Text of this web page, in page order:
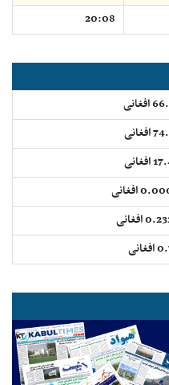
20:08
افغانی
افغانی